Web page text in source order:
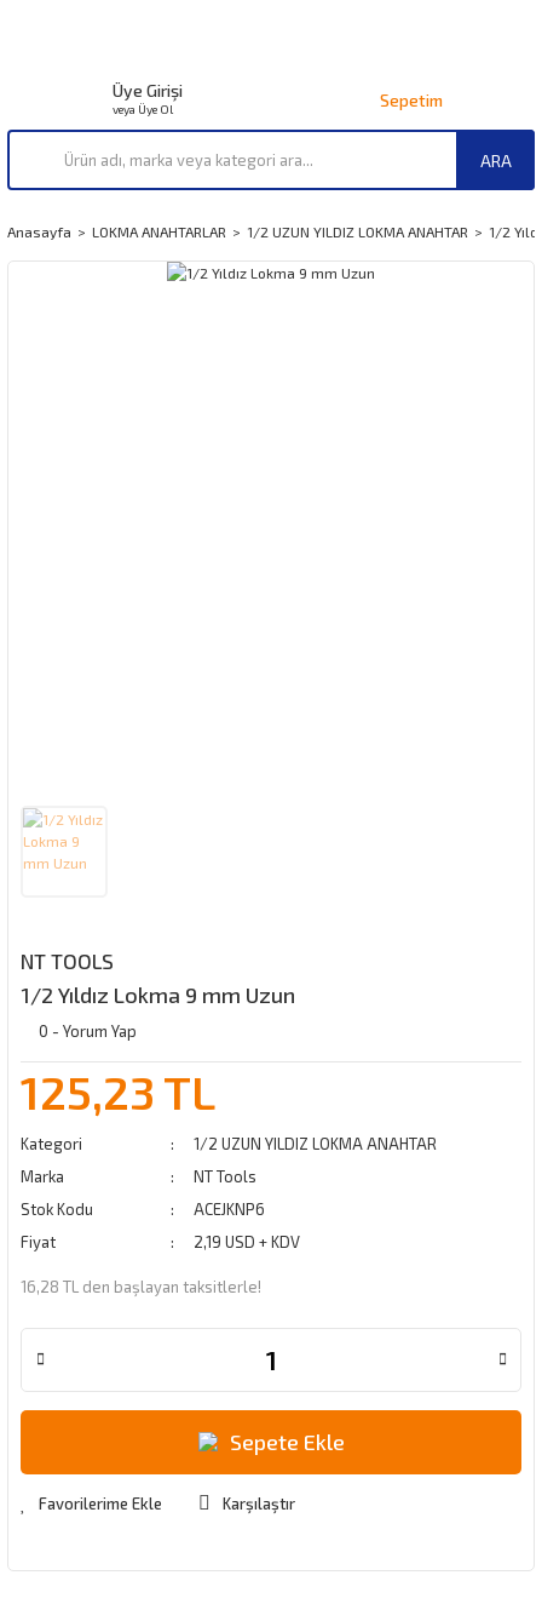
ARA
Üye Girişi
veya Üye Ol Sepetim
Anasayfa LOKMA ANAHTARLAR 1/2 UZUN YILDIZ LOKMA ANAHTAR 1/2
NT TOOLS
1/2 Yıldız Lokma 9 mm Uzun
0 - Yorum Yap
125,23 TL
Kategori
1/2 UZUN YILDIZ LOKMA ANAHTAR
Marka
NT Tools
Stok Kodu
ACEJKNP6
Fiyat
2,19 USD + KDV
16,28 TL den başlayan taksitlerle!
Sepete Ekle
Karşılaştır